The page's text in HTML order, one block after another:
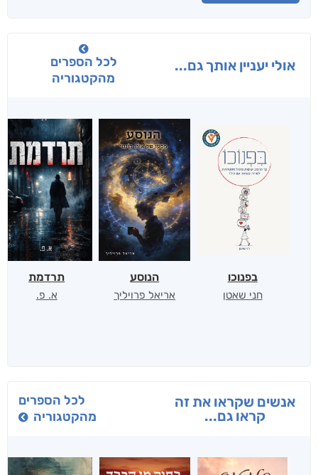
אולי יעניין אותך גם...
לכל הספרים
מהקטגוריה
בפנוכו
חני שאטן
הנוסע
אריאל פרויליך
תרדמת
א. פ.
אנשים שקראו את זה
קראו גם...
לכל הספרים
מהקטגוריה